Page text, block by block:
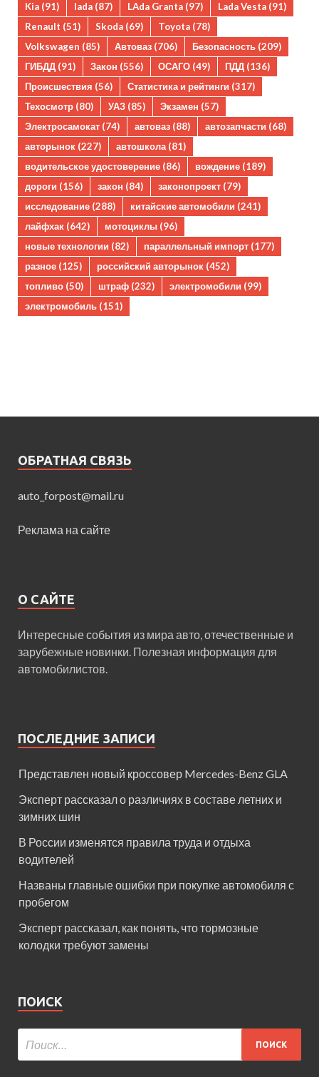
Kia (91) lada (87) LAda Granta (97) Lada Vesta (91)
Renault (51) Skoda (69) Toyota (78)
Volkswagen (85) Автоваз (706) Безопасность (209)
ГИБДД (91) Закон (556) ОСАГО (49) ПДД (136)
Происшествия (56) Статистика и рейтинги (317)
Техосмотр (80) УАЗ (85) Экзамен (57)
Электросамокат (74) автоваз (88) автозапчасти (68)
авторынок (227) автошкола(81)
водительское удостоверение (86) вождение (189)
дороги (156) закон (84) законопроект (79)
исследование (288) китайские автомобили (241)
лайфхак (642) мотоциклы (96)
новые технологии (82) параллельный импорт (177)
разное (125) российский авторынок (452)
топливо (50) штраф (232) электромобили (99)
электромобиль (151)
ОБРАТНАЯ СВЯЗЬ
auto_forpost@mail.ru
Реклама на сайте
О САЙТЕ
Интересные события из мира авто, отечественные и
зарубежные новинки. Полезная информация для
автомобилистов.
ПОСЛЕДНИЕ ЗАПИСИ
Представлен новый кроссовер Mercedes-Benz GLA
Эксперт рассказал о различиях в составе летних и
зимних шин
В России изменятся правила труда и отдыха
водителей
Названы главные ошибки при покупке автомобиля с
пробегом
Эксперт рассказал, как понять, что тормозные
колодки требуют замены
ПОИСК